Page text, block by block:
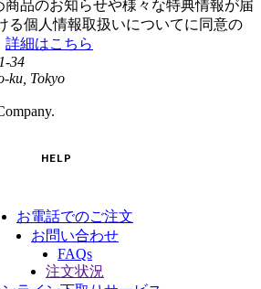
品のお知らせや様々な特典情報が届
る個人情報取扱いについてに同意の
詳細はこちら
34
ku, Tokyo
HELP
お電話でのご注文
お問い合わせ
FAQs
注文状況